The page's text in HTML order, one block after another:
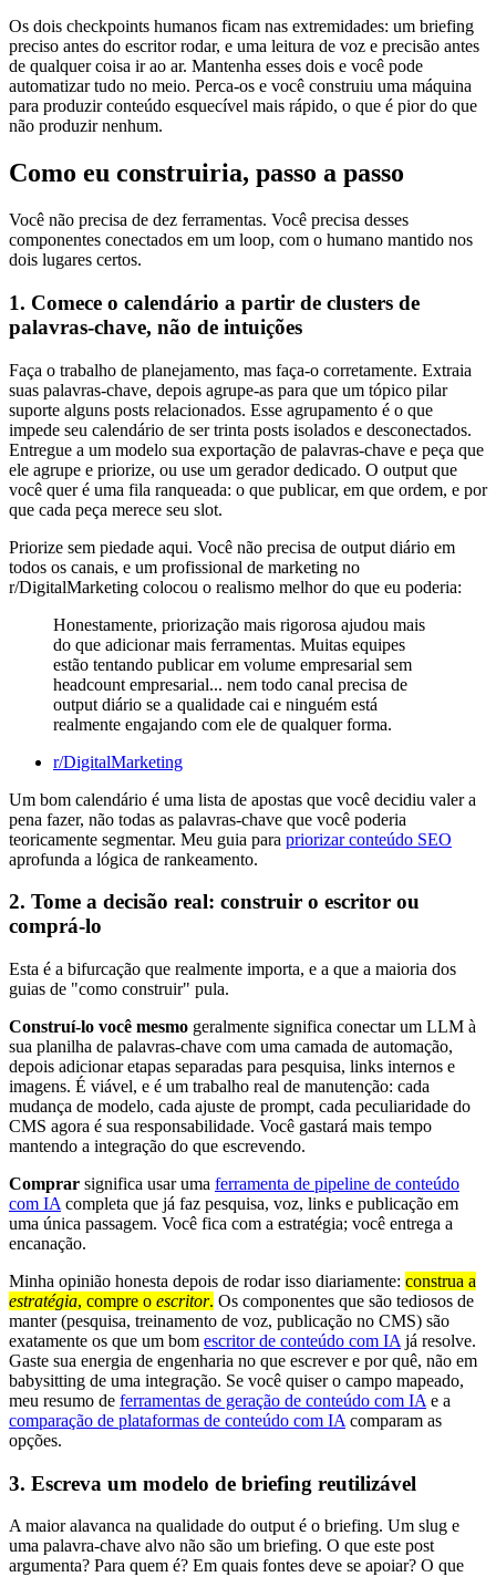
Os dois checkpoints humanos ficam nas extremidades: um briefing
preciso antes do escritor rodar, e uma leitura de voz e precisão antes
de qualquer coisa ir ao ar. Mantenha esses dois e você pode
automatizar tudo no meio. Perca-os e você construiu uma máquina
para produzir conteúdo esquecível mais rápido, o que é pior do que
não produzir nenhum.
Como eu construiria, passo a passo
Você não precisa de dez ferramentas. Você precisa desses
componentes conectados em um loop, com o humano mantido nos
dois lugares certos.
1. Comece o calendário a partir de clusters de
palavras-chave, não de intuições
Faça o trabalho de planejamento, mas faça-o corretamente. Extraia
suas palavras-chave, depois agrupe-as para que um tópico pilar
suporte alguns posts relacionados. Esse agrupamento é o que
impede seu calendário de ser trinta posts isolados e desconectados.
Entregue a um modelo sua exportação de palavras-chave e peça que
ele agrupe e priorize, ou use um gerador dedicado. O output que
você quer é uma fila ranqueada: o que publicar, em que ordem, e por
que cada peça merece seu slot.
Priorize sem piedade aqui. Você não precisa de output diário em
todos os canais, e um profissional de marketing no
r/DigitalMarketing colocou o realismo melhor do que eu poderia:
Honestamente, priorização mais rigorosa ajudou mais
do que adicionar mais ferramentas. Muitas equipes
estão tentando publicar em volume empresarial sem
headcount empresarial... nem todo canal precisa de
output diário se a qualidade cai e ninguém está
realmente engajando com ele de qualquer forma.
r/DigitalMarketing
Um bom calendário é uma lista de apostas que você decidiu valer a
pena fazer, não todas as palavras-chave que você poderia
teoricamente segmentar. Meu guia para priorizar conteúdo SEO
aprofunda a lógica de rankeamento.
2. Tome a decisão real: construir o escritor ou
comprá-lo
Esta é a bifurcação que realmente importa, e a que a maioria dos
guias de "como construir" pula.
Construí-lo você mesmo geralmente significa conectar um LLM à
sua planilha de palavras-chave com uma camada de automação,
depois adicionar etapas separadas para pesquisa, links internos e
imagens. É viável, e é um trabalho real de manutenção: cada
mudança de modelo, cada ajuste de prompt, cada peculiaridade do
CMS agora é sua responsabilidade. Você gastará mais tempo
mantendo a integração do que escrevendo.
Comprar significa usar uma ferramenta de pipeline de conteúdo
com IA completa que já faz pesquisa, voz, links e publicação em
uma única passagem. Você fica com a estratégia; você entrega a
encanação.
Minha opinião honesta depois de rodar isso diariamente: construa a
estratégia, compre o escritor. Os componentes que são tediosos de
manter (pesquisa, treinamento de voz, publicação no CMS) são
exatamente os que um bom escritor de conteúdo com IA já resolve.
Gaste sua energia de engenharia no que escrever e por quê, não em
babysitting de uma integração. Se você quiser o campo mapeado,
meu resumo de ferramentas de geração de conteúdo com IA e a
comparação de plataformas de conteúdo com IA comparam as
opções.
3. Escreva um modelo de briefing reutilizável
A maior alavanca na qualidade do output é o briefing. Um slug e
uma palavra-chave alvo não são um briefing. O que este post
argumenta? Para quem é? Em quais fontes deve se apoiar? O que